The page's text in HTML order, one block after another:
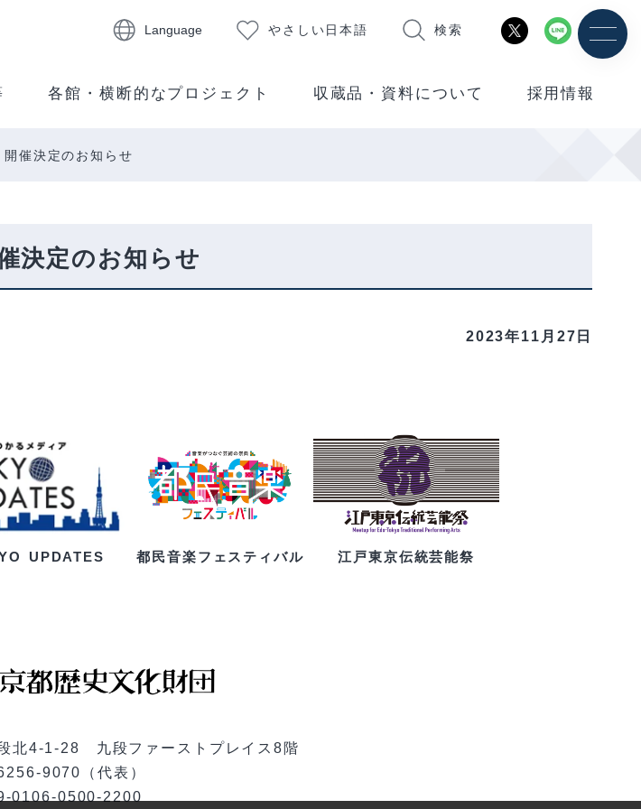
Language やさしい日本語 検索
各館・横断的なプロジェクト 収蔵品・資料について 採用情報
催決定のお知らせ
決定のお知らせ
2023年11月27日
UPDATES 都民音楽フェスティバル 江戸東京伝統芸能祭
北4-1-28 九段ファーストプレイス8階
9070（代表）
0106-0500-2200